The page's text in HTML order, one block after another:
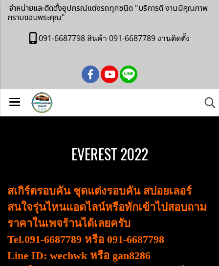
จำหน่ายและติดตั้งอุปกรณ์แต่งรถทุกชนิด "บริการดี งานมีคุณภาพ
กราบขอบพระคุณ"
091-6687798 สินค้า 091-6687789 งานติดตั้ง
EVEREST 2022
สเกิร์ตรอบคัน ชุดแต่งรอบคัน สปอยเลอร์
สนใจรุ่นไหนแอดไลน์หรือทักเข้าไปสอบถาม
ราคาในเพจร้านได้เลยครับ
Tel.091-6687789 หรือ 091-6687798
Line ID: wechwk หรือ gan8286